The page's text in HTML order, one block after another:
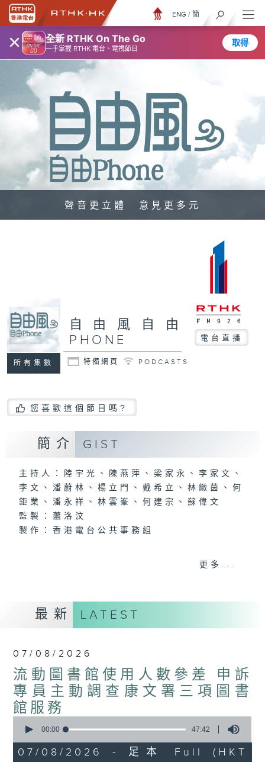
× 全新 RTHK On The Go
一手掌握 RTHK 電台、電視節目
取得
ENG / 簡
聲音更立體 意見更多元
所有集數
自由風自由
PHONE
電台直播
特備網頁 PODCASTS
您喜歡這個節目嗎?
簡介 GIST
主持人：陸宇光、陳燕萍、梁家永、李家文、
李文、潘蔚林、楊立門、戴希立、林緻茵、何
鉅業、潘永祥、林雲峯、何建宗、蘇偉文
監製：蕭洛汶
製作：香港電台公共事務組
香港電台公共事務組
讚好Like「
RTHK 香港電台公共事務組
Facebook專頁
更多...
最新 LATEST
07/08/2026
流動圖書館使用人數參差 申訴
專員主動調查康文署三項圖書
館服務
seconds
47
minutes,
00:00 47:42
07/08/2026 - 足本 Full (HKT